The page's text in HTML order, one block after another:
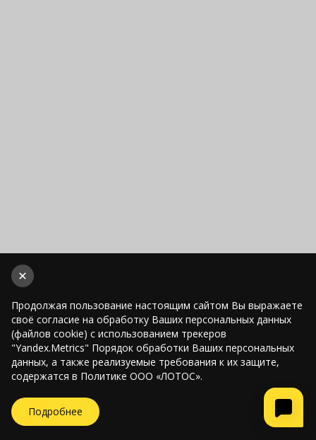
Продолжая пользование настоящим сайтом Вы выражаете
своё согласие на обработку Ваших персональных данных
(файлов cookie) с использованием трекеров
"Yandex.Metrics" Порядок обработки Ваших персональных
данных, а также реализуемые требования к их защите,
содержатся в Политике ООО «ЛОТОС».
Подробнее